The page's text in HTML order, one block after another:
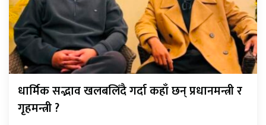
धार्मिक सद्भाव खलबलिँदै गर्दा कहाँ छन् प्रधानमन्त्री र
गृहमन्त्री ?